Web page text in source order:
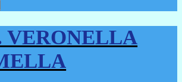
VERONELLA